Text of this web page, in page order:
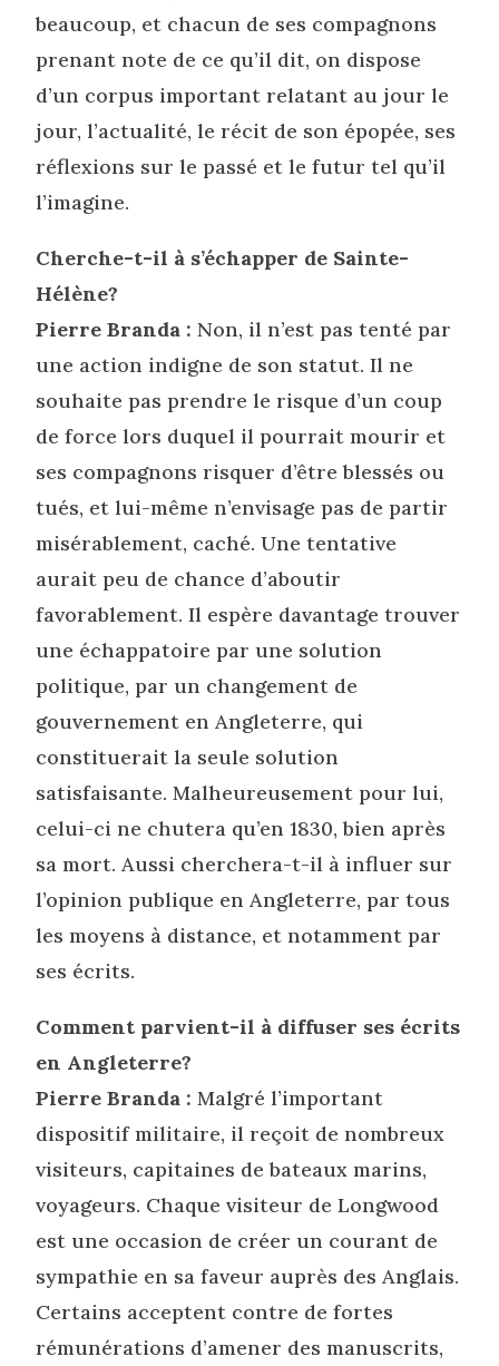
beaucoup, et chacun de ses compagnons
prenant note de ce qu’il dit, on dispose
d’un corpus important relatant au jour le
jour, l’actualité, le récit de son épopée, ses
réflexions sur le passé et le futur tel qu’il
l’imagine.
Cherche-t-il à s’échapper de Sainte-
Hélène?
Pierre Branda : Non, il n’est pas tenté par
une action indigne de son statut. Il ne
souhaite pas prendre le risque d’un coup
de force lors duquel il pourrait mourir et
ses compagnons risquer d’être blessés ou
tués, et lui-même n’envisage pas de partir
misérablement, caché. Une tentative
aurait peu de chance d’aboutir
favorablement. Il espère davantage trouver
une échappatoire par une solution
politique, par un changement de
gouvernement en Angleterre, qui
constituerait la seule solution
satisfaisante. Malheureusement pour lui,
celui-ci ne chutera qu’en 1830, bien après
sa mort. Aussi cherchera-t-il à influer sur
l’opinion publique en Angleterre, par tous
les moyens à distance, et notamment par
ses écrits.
Comment parvient-il à diffuser ses écrits
en Angleterre?
Pierre Branda : Malgré l’important
dispositif militaire, il reçoit de nombreux
visiteurs, capitaines de bateaux marins,
voyageurs. Chaque visiteur de Longwood
est une occasion de créer un courant de
sympathie en sa faveur auprès des Anglais.
Certains acceptent contre de fortes
rémunérations d’amener des manuscrits,